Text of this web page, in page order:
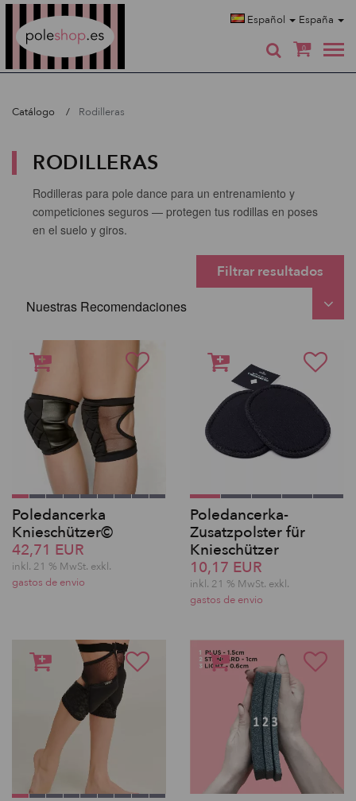
Español España
0
Catálogo Rodilleras
RODILLERAS
Rodilleras para pole dance para un entrenamiento y
competiciones seguros — protegen tus rodillas en poses
en el suelo y giros.
Filtrar resultados
Poledancerka
Knieschützer©
42,71 EUR
inkl. 21 % MwSt. exkl.
gastos de envio
Poledancerka-
Zusatzpolster für
Knieschützer
10,17 EUR
inkl. 21 % MwSt. exkl.
gastos de envio